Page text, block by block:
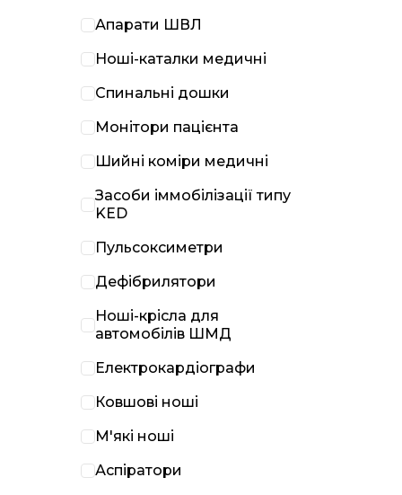
Апарати ШВЛ
Ноші-каталки медичні
Спинальні дошки
Монітори пацієнта
Шийні коміри медичні
Засоби іммобілізації типу
KED
Пульсоксиметри
Дефібрилятори
Ноші-крісла для
автомобілів ШМД
Електрокардіографи
Ковшові ноші
М'які ноші
Аспіратори